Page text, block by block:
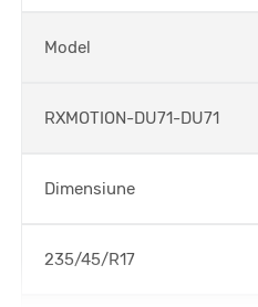
Model
RXMOTION-DU71-DU71
Dimensiune
235/45/R17